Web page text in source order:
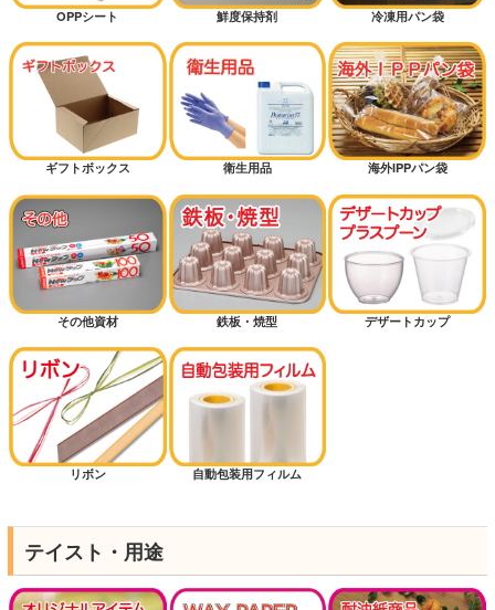
OPPシート 鮮度保持剤 冷凍用パン袋
ギフトボックス 衛生用品 海外IPPパン袋
その他資材 鉄板・焼型 デザートカップ
リボン 自動包装用フィルム
テイスト・用途